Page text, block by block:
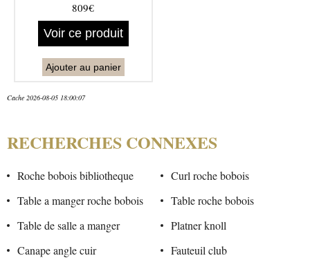
809€
Voir ce produit
Ajouter au panier
Cache 2026-08-05 18:00:07
RECHERCHES CONNEXES
Roche bobois bibliotheque
Curl roche bobois
Table a manger roche bobois
Table roche bobois
Table de salle a manger
Platner knoll
Canape angle cuir
Fauteuil club